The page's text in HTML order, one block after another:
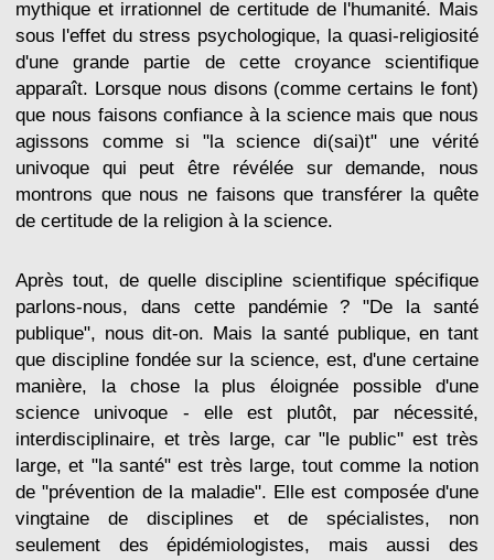
mythique et irrationnel de certitude de l'humanité. Mais
sous l'effet du stress psychologique, la quasi-religiosité
d'une grande partie de cette croyance scientifique
apparaît. Lorsque nous disons (comme certains le font)
que nous faisons confiance à la science mais que nous
agissons comme si "la science di(sai)t" une vérité
univoque qui peut être révélée sur demande, nous
montrons que nous ne faisons que transférer la quête
de certitude de la religion à la science.
Après tout, de quelle discipline scientifique spécifique
parlons-nous, dans cette pandémie ? "De la santé
publique", nous dit-on. Mais la santé publique, en tant
que discipline fondée sur la science, est, d'une certaine
manière, la chose la plus éloignée possible d'une
science univoque - elle est plutôt, par nécessité,
interdisciplinaire, et très large, car "le public" est très
large, et "la santé" est très large, tout comme la notion
de "prévention de la maladie". Elle est composée d'une
vingtaine de disciplines et de spécialistes, non
seulement des épidémiologistes, mais aussi des